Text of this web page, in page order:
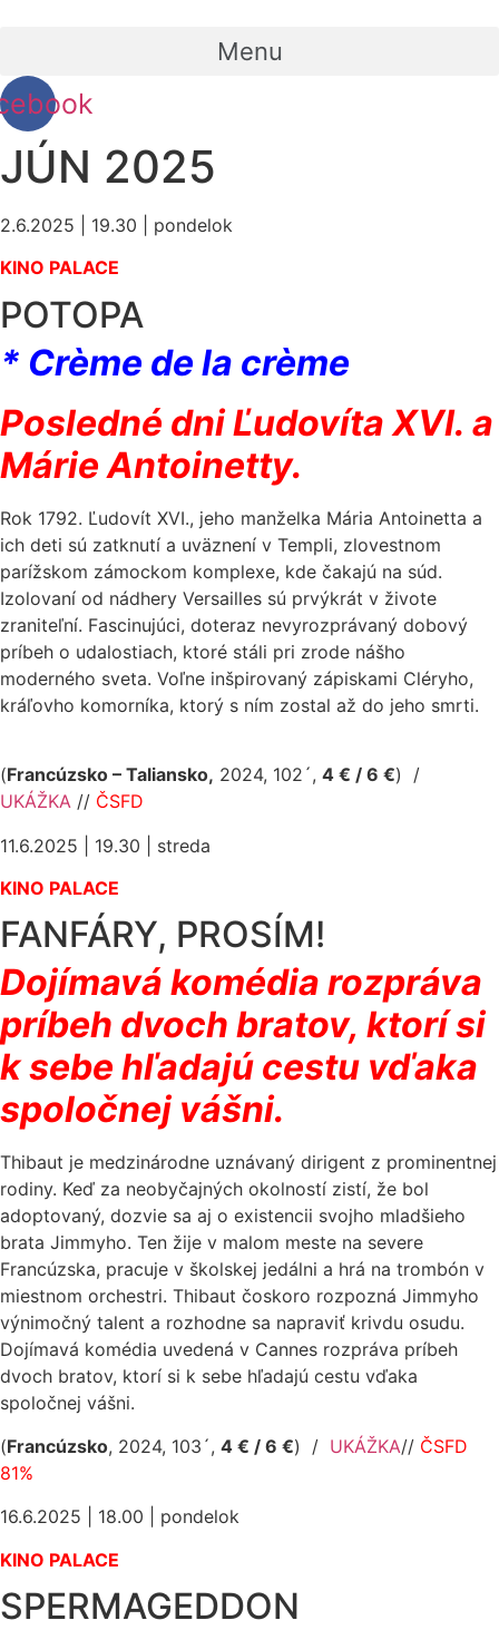
Menu
JÚN 2025
2.6.2025 | 19.30 | pondelok
KINO PALACE
POTOPA
* Crème de la crème
Posledné dni Ľudovíta XVI. a
Márie Antoinetty.
Rok 1792. Ľudovít XVI., jeho manželka Mária Antoinetta a
ich deti sú zatknutí a uväznení v Templi, zlovestnom
parížskom zámockom komplexe, kde čakajú na súd.
Izolovaní od nádhery Versailles sú prvýkrát v živote
zraniteľní. Fascinujúci, doteraz nevyrozprávaný dobový
príbeh o udalostiach, ktoré stáli pri zrode nášho
moderného sveta. Voľne inšpirovaný zápiskami Cléryho,
kráľovho komorníka, ktorý s ním zostal až do jeho smrti.
(Francúzsko – Taliansko, 2024, 102´, 4 € / 6 €) /
UKÁŽKA // ČSFD
11.6.2025 | 19.30 | streda
KINO PALACE
FANFÁRY, PROSÍM!
Dojímavá komédia rozpráva
príbeh dvoch bratov, ktorí si
k sebe hľadajú cestu vďaka
spoločnej vášni.
Thibaut je medzinárodne uznávaný dirigent z prominentnej
rodiny. Keď za neobyčajných okolností zistí, že bol
adoptovaný, dozvie sa aj o existencii svojho mladšieho
brata Jimmyho. Ten žije v malom meste na severe
Francúzska, pracuje v školskej jedálni a hrá na trombón v
miestnom orchestri. Thibaut čoskoro rozpozná Jimmyho
výnimočný talent a rozhodne sa napraviť krivdu osudu.
Dojímavá komédia uvedená v Cannes rozpráva príbeh
dvoch bratov, ktorí si k sebe hľadajú cestu vďaka
spoločnej vášni.
(Francúzsko, 2024, 103´, 4 € / 6 €) / UKÁŽKA// ČSFD
81%
16.6.2025 | 18.00 | pondelok
KINO PALACE
SPERMAGEDDON